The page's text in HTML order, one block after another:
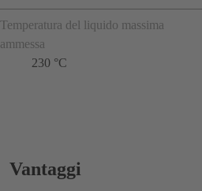
Temperatura del liquido massima
ammessa
230 °C
Vantaggi